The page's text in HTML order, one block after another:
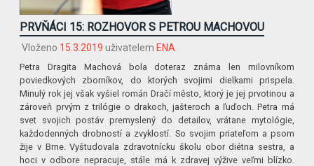
PRVŇÁCI 15: ROZHOVOR S PETROU MACHOVOU
Vloženo 15.3.2019 uživatelem ENA
Petra Dragita Machová bola doteraz známa len milovníkom
poviedkových zborníkov, do ktorých svojimi dielkami prispela.
Minulý rok jej však vyšiel román Dračí město, ktorý je jej prvotinou a
zároveň prvým z trilógie o drakoch, jašteroch a ľuďoch. Petra má
svet svojich postáv premyslený do detailov, vrátane mytológie,
každodenných drobností a zvyklostí. So svojim priateľom a psom
žije v Brne. Vyštudovala zdravotnícku školu obor diétna sestra, a
hoci v odbore nepracuje, stále má k zdravej výžive veľmi blízko.